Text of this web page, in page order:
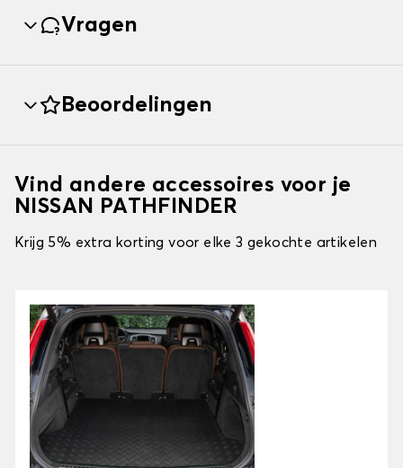
Vragen
Beoordelingen
Vind andere accessoires voor je
NISSAN PATHFINDER
Krijg 5% extra korting voor elke 3 gekochte artikelen